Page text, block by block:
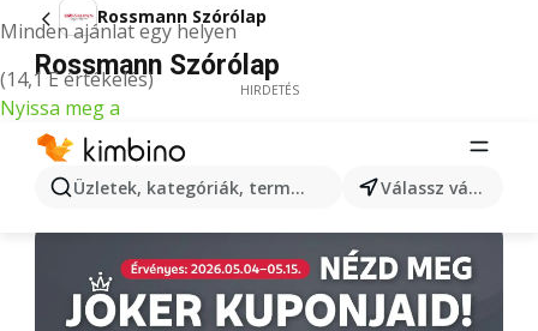
Minden ajánlat egy helyen
(14,1 E értékelés)
Nyissa meg a
Üzletek, kategóriák, termékek keresése... Válassz várost
Rossmann Szórólap
Rossmann Szórólap
HIRDETÉS